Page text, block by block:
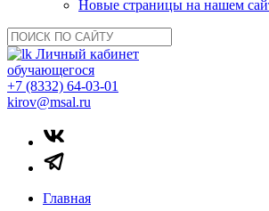
Новые страницы на нашем
Личный кабинет
обучающегося
+7 (8332) 64-03-01
kirov@msal.ru
Главная